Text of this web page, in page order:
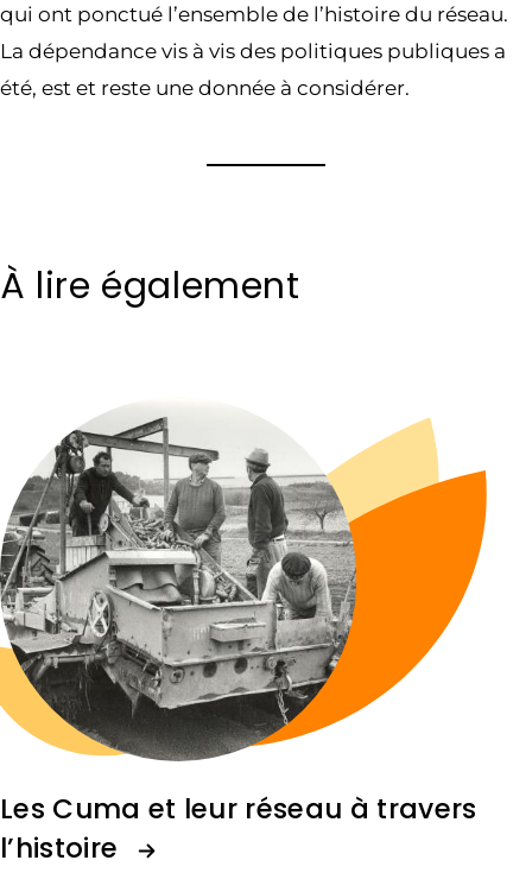
qui ont ponctué l’ensemble de l’histoire du réseau.
La dépendance vis à vis des politiques publiques a
été, est et reste une donnée à considérer.
À lire également
Les Cuma et leur réseau à travers
l’histoire